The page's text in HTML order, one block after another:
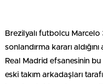
Brezilyalı futbolcu
sonlandırma kararı aldığını
Real Madrid efsanesinin
eski takım arkadaşları